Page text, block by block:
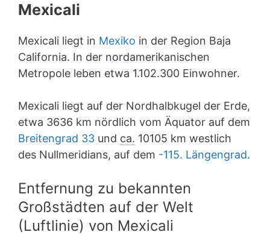
Mexicali
Mexicali liegt in Mexiko in der Region Baja
California. In der nordamerikanischen
Metropole leben etwa 1.102.300 Einwohner.
Mexicali liegt auf der Nordhalbkugel der Erde,
etwa 3636 km nördlich vom Äquator auf dem
Breitengrad 33 und ca. 10105 km westlich
des Nullmeridians, auf dem -115. Längengrad.
Entfernung zu bekannten
Großstädten auf der Welt
(Luftlinie) von Mexicali